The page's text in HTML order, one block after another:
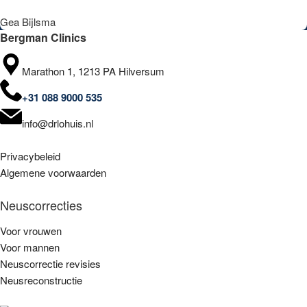
Gea Bijlsma
Bergman Clinics
Marathon 1, 1213 PA Hilversum
+31 088 9000 535
info@drlohuis.nl
Privacybeleid
Algemene voorwaarden
Neuscorrecties
Voor vrouwen
Voor mannen
Neuscorrectie revisies
Neusreconstructie